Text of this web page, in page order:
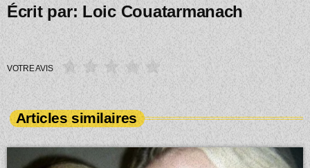
Écrit par: Loic Couatarmanach
VOTRE AVIS
Articles similaires